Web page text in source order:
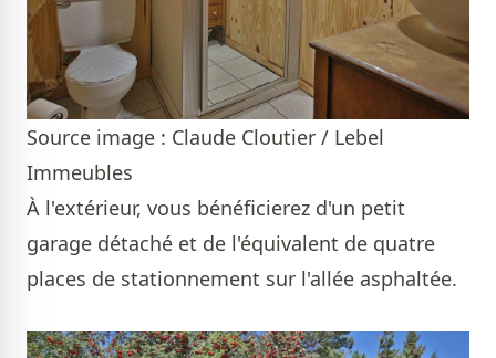
Source image : Claude Cloutier / Lebel
Immeubles
À l'extérieur, vous bénéficierez d'un petit
garage détaché et de l'équivalent de quatre
places de stationnement sur l'allée asphaltée.